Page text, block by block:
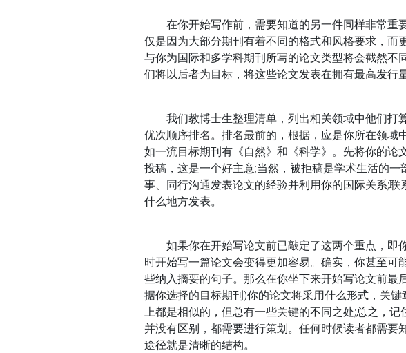
在你开始写作前，需要知道的另一件同样非常重
仅是因为大部分期刊有着不同的格式和风格要求，而
与你为国际和多学科期刊所写的论文类型将会截然不
们将以后者为目标，将这些论文发表在拥有最高发行
我们教博士生整理清单，列出相关领域中他们打
优次顺序排名。排名最前的，根据，应是你所在领域
如一流目标期刊有《自然》和《科学》。先将你的论
投稿，这是一个好主意;当然，被拒稿是学术生活的
事、同行沟通发表论文的经验并利用你的国际关系;
什么地方发表。
如果你在开始写论文前已敲定了这两个重点，即
时开始写一篇论文会变得更加容易。确实，你甚至可
些纳入摘要的句子。那么在你坐下来开始写论文前最
据你选择的目标期刊)你的论文将采用什么形式，关
上都是相似的，但总有一些关键的不同之处;总之，
并没有区别，都需要进行策划。任何时候读者都需要
途径就是清晰的结构。